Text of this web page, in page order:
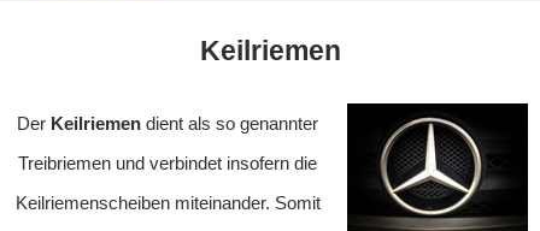
Keilriemen
Der Keilriemen dient als so genannter
Treibriemen und verbindet insofern die
Keilriemenscheiben miteinander. Somit